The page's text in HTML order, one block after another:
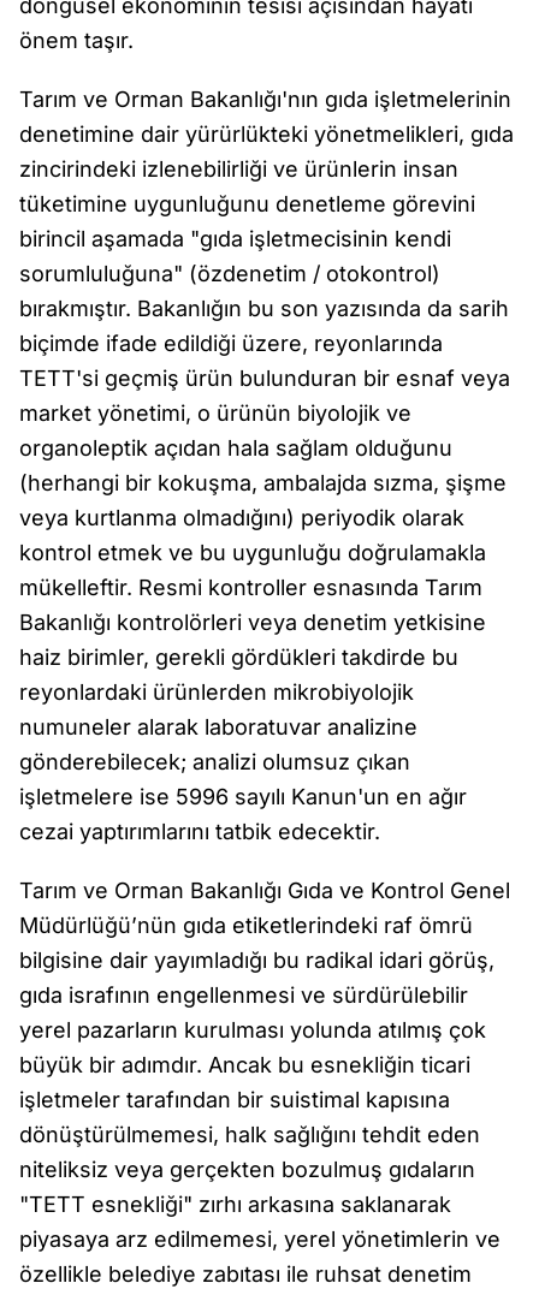
döngüsel ekonominin tesisi açısından hayati
önem taşır.
Tarım ve Orman Bakanlığı'nın gıda işletmelerinin
denetimine dair yürürlükteki yönetmelikleri, gıda
zincirindeki izlenebilirliği ve ürünlerin insan
tüketimine uygunluğunu denetleme görevini
birincil aşamada "gıda işletmecisinin kendi
sorumluluğuna" (özdenetim / otokontrol)
bırakmıştır. Bakanlığın bu son yazısında da sarih
biçimde ifade edildiği üzere, reyonlarında
TETT'si geçmiş ürün bulunduran bir esnaf veya
market yönetimi, o ürünün biyolojik ve
organoleptik açıdan hala sağlam olduğunu
(herhangi bir kokuşma, ambalajda sızma, şişme
veya kurtlanma olmadığını) periyodik olarak
kontrol etmek ve bu uygunluğu doğrulamakla
mükelleftir. Resmi kontroller esnasında Tarım
Bakanlığı kontrolörleri veya denetim yetkisine
haiz birimler, gerekli gördükleri takdirde bu
reyonlardaki ürünlerden mikrobiyolojik
numuneler alarak laboratuvar analizine
gönderebilecek; analizi olumsuz çıkan
işletmelere ise 5996 sayılı Kanun'un en ağır
cezai yaptırımlarını tatbik edecektir.
Tarım ve Orman Bakanlığı Gıda ve Kontrol Genel
Müdürlüğü’nün gıda etiketlerindeki raf ömrü
bilgisine dair yayımladığı bu radikal idari görüş,
gıda israfının engellenmesi ve sürdürülebilir
yerel pazarların kurulması yolunda atılmış çok
büyük bir adımdır. Ancak bu esnekliğin ticari
işletmeler tarafından bir suistimal kapısına
dönüştürülmemesi, halk sağlığını tehdit eden
niteliksiz veya gerçekten bozulmuş gıdaların
"TETT esnekliği" zırhı arkasına saklanarak
piyasaya arz edilmemesi, yerel yönetimlerin ve
özellikle belediye zabıtası ile ruhsat denetim